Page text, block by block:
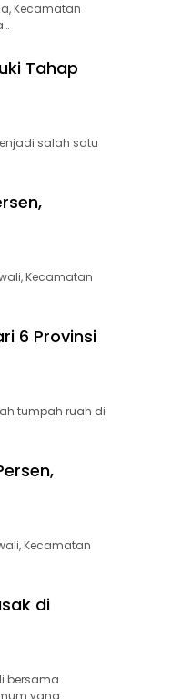
Kecamatan
Tahap
salah satu
Kecamatan
6 Provinsi
tumpah ruah di
Kecamatan
di
bersama